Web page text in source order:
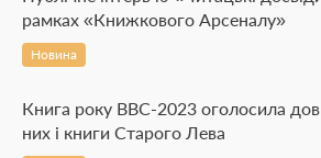
рамках «Книжкового Арсеналу»
Новина
Книга року BBC-2023 оголосила
них і книги Старого Лева